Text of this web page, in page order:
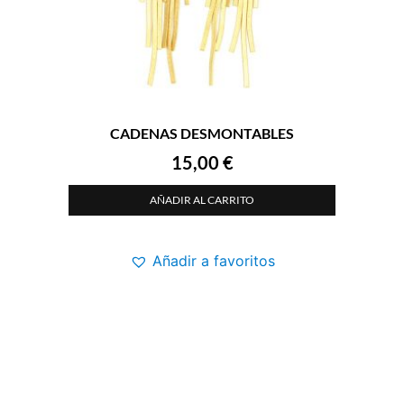
CADENAS DESMONTABLES
15,00 €
AÑADIR AL CARRITO
Añadir a favoritos